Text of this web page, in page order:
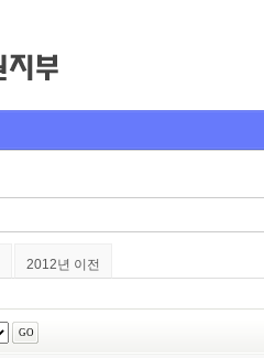
2012년 이전